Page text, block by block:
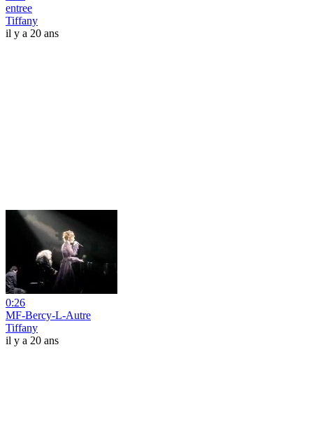
entree
Tiffany
il y a 20 ans
0:26
MF-Bercy-L-Autre
Tiffany
il y a 20 ans